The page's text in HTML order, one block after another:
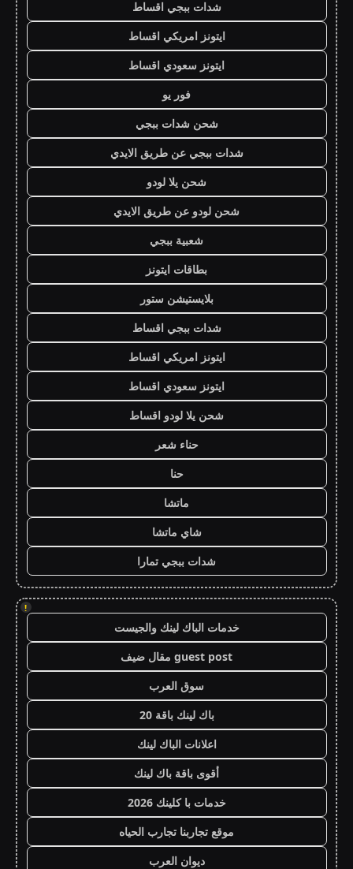
شدات ببجي اقساط
ايتونز امريكي اقساط
ايتونز سعودي اقساط
فور يو
شحن شدات ببجي
شدات ببجي عن طريق الايدي
شحن يلا لودو
شحن لودو عن طريق الايدي
شعبية ببجي
بطاقات ايتونز
بلايستيشن ستور
شدات ببجي اقساط
ايتونز امريكي اقساط
ايتونز سعودي اقساط
شحن يلا لودو اقساط
حناء شعر
حنا
ماتشا
شاي ماتشا
شدات ببجي تمارا
!
خدمات الباك لينك والجيست
guest post مقال ضيف
سوق العرب
باك لينك باقة 20
اعلانات الباك لينك
أقوى باقة باك لينك
خدمات با كلينك 2026
موقع تجاربنا تجارب الحياه
ديوان العرب